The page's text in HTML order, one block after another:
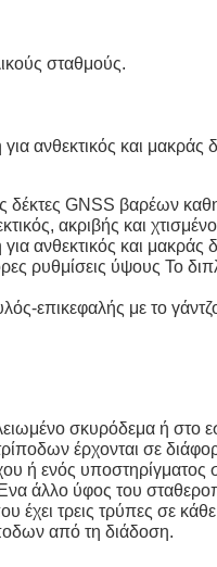
σταθμούς.
ανθεκτικός και μακράς
δέκτες GNSS βαρέων
ακριβής και
ανθεκτικός και μακράς
ρυθμίσεις ύψους Το
επικεφαλής με το
σκυρόδεμα ή στο
έρχονται σε
ή ενός υποστηρίγματος
άλλο ύφος του
έχει τρεις τρύπες σε
από τη διάδοση.